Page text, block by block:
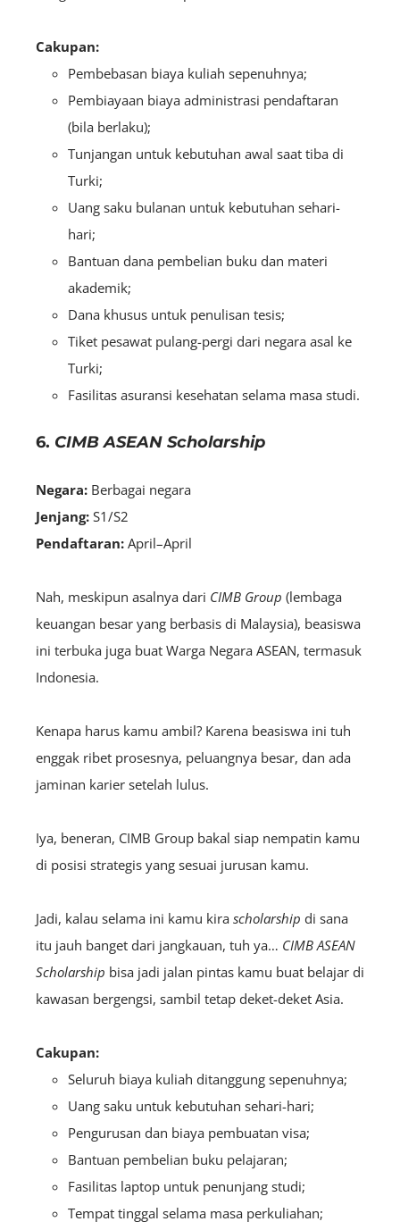
Cakupan:
Pembebasan biaya kuliah sepenuhnya;
Pembiayaan biaya administrasi pendaftaran
(bila berlaku);
Tunjangan untuk kebutuhan awal saat tiba di
Turki;
Uang saku bulanan untuk kebutuhan sehari-
hari;
Bantuan dana pembelian buku dan materi
akademik;
Dana khusus untuk penulisan tesis;
Tiket pesawat pulang-pergi dari negara asal ke
Turki;
Fasilitas asuransi kesehatan selama masa studi.
6. CIMB ASEAN Scholarship
Negara: Berbagai negara
Jenjang: S1/S2
Pendaftaran: April–April
Nah, meskipun asalnya dari CIMB Group (lembaga
keuangan besar yang berbasis di Malaysia), beasiswa
ini terbuka juga buat Warga Negara ASEAN, termasuk
Indonesia.
Kenapa harus kamu ambil? Karena beasiswa ini tuh
enggak ribet prosesnya, peluangnya besar, dan ada
jaminan karier setelah lulus.
Iya, beneran, CIMB Group bakal siap nempatin kamu
di posisi strategis yang sesuai jurusan kamu.
Jadi, kalau selama ini kamu kira scholarship di sana
itu jauh banget dari jangkauan, tuh ya… CIMB ASEAN
Scholarship bisa jadi jalan pintas kamu buat belajar di
kawasan bergengsi, sambil tetap deket-deket Asia.
Cakupan:
Seluruh biaya kuliah ditanggung sepenuhnya;
Uang saku untuk kebutuhan sehari-hari;
Pengurusan dan biaya pembuatan visa;
Bantuan pembelian buku pelajaran;
Fasilitas laptop untuk penunjang studi;
Tempat tinggal selama masa perkuliahan;